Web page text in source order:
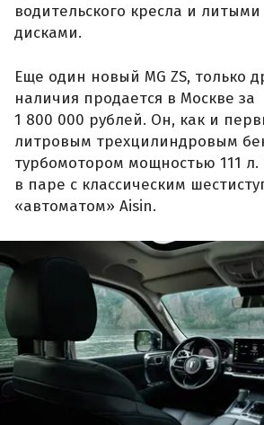
водительского кресла и
дисками.
Еще один новый MG ZS, только
наличия продается в Москве за
1 800 000 рублей. Он, как и
литровым трехцилиндровым
турбомотором мощностью 111
в паре с классическим
«автоматом» Aisin.